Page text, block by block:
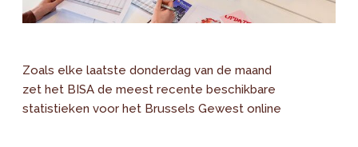
Zoals elke laatste donderdag van de maand
zet het BISA de meest recente beschikbare
statistieken voor het Brussels Gewest online